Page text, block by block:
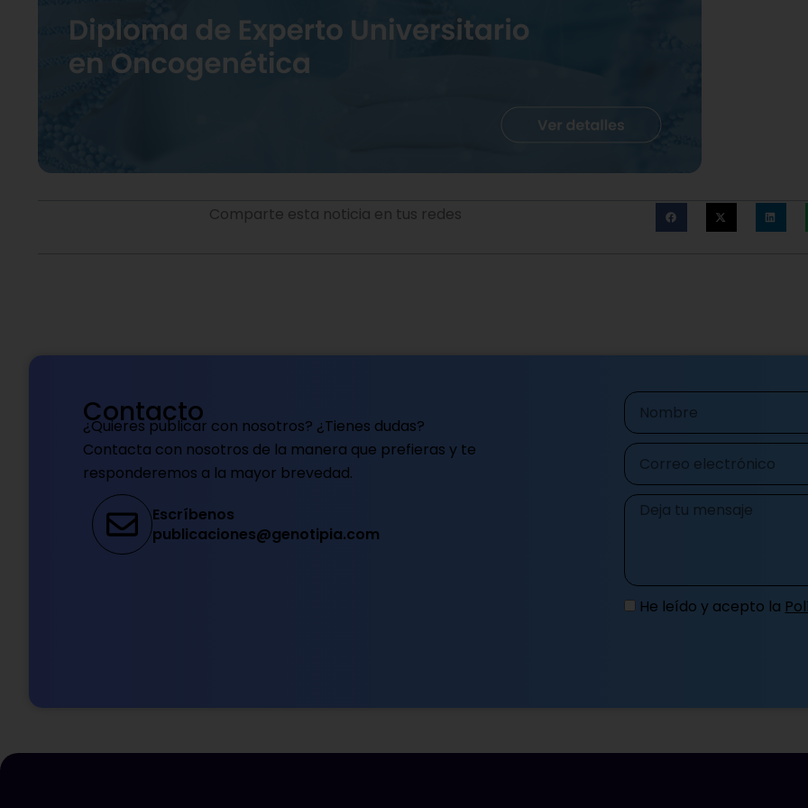
Comparte esta noticia en tus redes
Contacto
¿Quieres publicar con nosotros? ¿Tienes dudas?
Contacta con nosotros de la manera que prefieras y te
responderemos a la mayor brevedad.
Escríbenos
publicaciones@genotipia.com
Nombre
Correo
electrónico
Mensaje
He leído y acepto la